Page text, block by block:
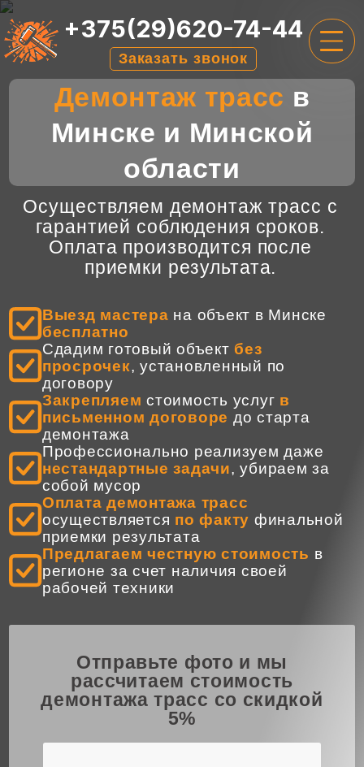
+375(29)620-74-44
Заказать звонок
ГЛАВНАЯ
УСЛУГИ
О НАС
ОТЗЫВЫ
КОНТАКТЫ
Демонтаж трасс в
Минске и Минской
области
Осуществляем демонтаж трасс с
гарантией соблюдения сроков.
Оплата производится после
приемки результата.
Выезд мастера на объект в Минске
бесплатно
Сдадим готовый объект без
просрочек, установленный по
договору
Закрепляем стоимость услуг в
письменном договоре до старта
демонтажа
Профессионально реализуем даже
нестандартные задачи, убираем за
собой мусор
Оплата демонтажа трасс
осуществляется по факту финальной
приемки результата
Предлагаем честную стоимость в
регионе за счет наличия своей
рабочей техники
Отправьте фото и мы
рассчитаем стоимость
демонтажа трасс со скидкой
5%